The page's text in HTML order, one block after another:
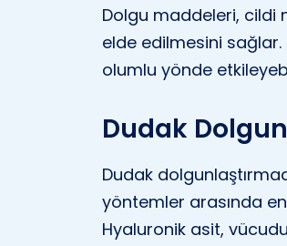
Dolgu maddeleri, cildi
elde edilmesini
olumlu yönde
Dudak
Dudak
yöntemler arasında
Hyaluronik asit,